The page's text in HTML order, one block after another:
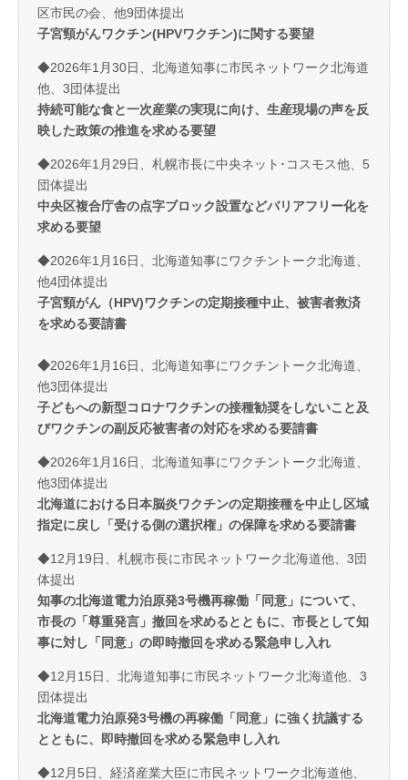
区市民の会、他9団体提出
子宮頸がんワクチン(HPVワクチン)に関する要望
◆2026年1月30日、北海道知事に市民ネットワーク北海道
他、3団体提出
持続可能な食と一次産業の実現に向け、生産現場の声を反
映した政策の推進を求める要望
◆2026年1月29日、札幌市長に中央ネット･コスモス他、5
団体提出
中央区複合庁舎の点字ブロック設置などバリアフリー化を
求める要望
◆2026年1月16日、北海道知事にワクチントーク北海道、
他4団体提出
子宮頸がん（HPV)ワクチンの定期接種中止、被害者救済
を求める要請書
◆2026年1月16日、北海道知事にワクチントーク北海道、
他3団体提出
子どもへの新型コロナワクチンの接種勧奨をしないこと及
びワクチンの副反応被害者の対応を求める要請書
◆2026年1月16日、北海道知事にワクチントーク北海道、
他3団体提出
北海道における日本脳炎ワクチンの定期接種を中止し区域
指定に戻し「受ける側の選択権」の保障を求める要請書
◆12月19日、札幌市長に市民ネットワーク北海道他、3団
体提出
知事の北海道電力泊原発3号機再稼働「同意」について、
市長の「尊重発言」撤回を求めるとともに、市長として知
事に対し「同意」の即時撤回を求める緊急申し入れ
◆12月15日、北海道知事に市民ネットワーク北海道他、3
団体提出
北海道電力泊原発3号機の再稼働「同意」に強く抗議する
とともに、即時撤回を求める緊急申し入れ
◆12月5日、経済産業大臣に市民ネットワーク北海道他、